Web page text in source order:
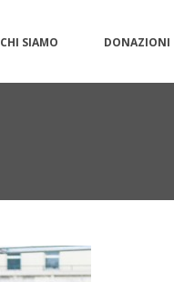
CHI SIAMO DONAZIONI